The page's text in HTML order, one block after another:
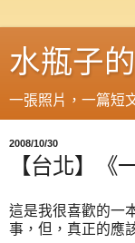
水瓶子
一張照片，一篇短
2008/10/30
【台北】《
這是我很喜歡的一
事，但，真正的應